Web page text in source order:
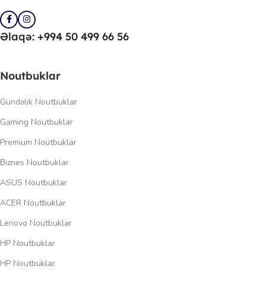
Əlaqə: +994 50 499 66 56
Noutbuklar
Gündəlik Noutbuklar
Gaming Noutbuklar
Premium Noutbuklar
Biznes Noutbuklar
ASUS Noutbuklar
ACER Noutbuklar
Lenovo Noutbuklar
HP Noutbuklar
HP Noutbuklar